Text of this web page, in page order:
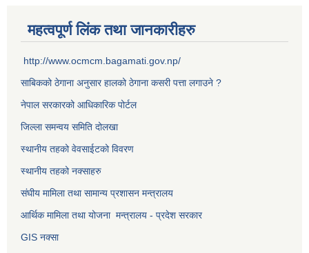
महत्वपूर्ण लिंक तथा जानकारीहरु
http://www.ocmcm.bagamati.gov.np/
साबिकको ठेगाना अनुसार हालको ठेगाना कसरी पत्ता लगाउने ?
नेपाल सरकारको आधिकारिक पोर्टल
जिल्ला समन्वय समिति दोलखा
स्थानीय तहको वेवसाईटको विवरण
स्थानीय तहको नक्साहरु
संघीय मामिला तथा सामान्य प्रशासन मन्त्रालय
आर्थिक मामिला तथा योजना मन्त्रालय - प्रदेश सरकार
GIS नक्सा